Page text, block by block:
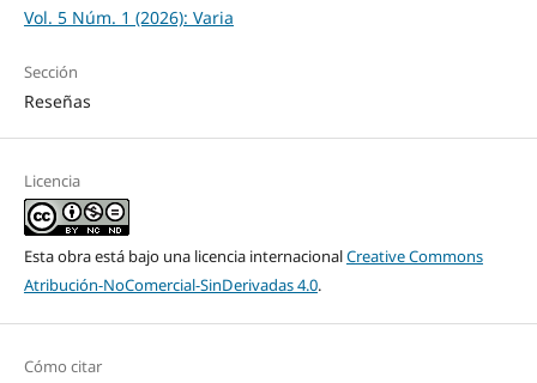
Vol. 5 Núm. 1 (2026): Varia
Sección
Reseñas
Licencia
Esta obra está bajo una licencia internacionalCreative Commons
Atribución-NoComercial-SinDerivadas 4.0.
Cómo citar